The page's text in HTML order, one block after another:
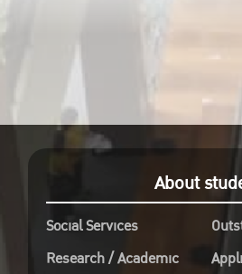
About
Social Services
Research / Academic